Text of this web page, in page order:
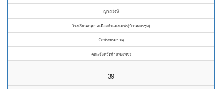
ญาณรังษี
โรงเรียนอนุบาลเมืองกำแพงเพชร(บ้านนครชุม)
วัดพระบรมธาตุ
คณะจังหวัดกำแพงเพชร
39